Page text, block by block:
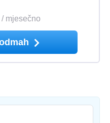
/ mjesečno